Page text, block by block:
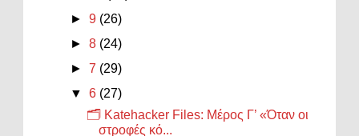
►9 (26)
►8 (24)
► 7 (29)
▼6 (27)
🗂️ Katehacker Files: Μέρος Γ’ «Όταν οι
στροφές κό...